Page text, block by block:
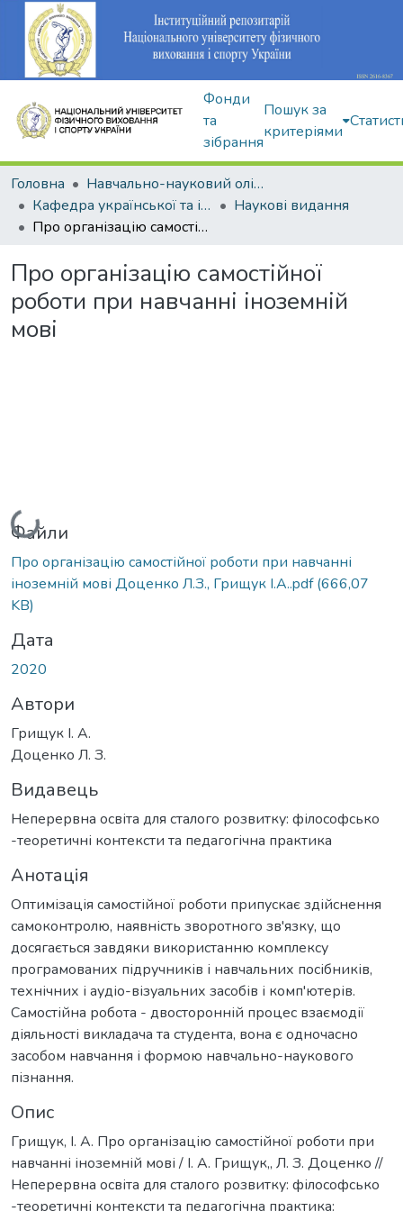
Фонди
та
зібрання
Пошук за
критеріями
Головна
Навчально-науковий олімпійський інститут
Кафедра української та іноземної мов
Наукові видання
Про організацію самостійної роботи при навчанні іноземній мові
Про організацію самостійної
роботи при навчанні іноземній
мові
Вантажиться...
Файли
Про організацію самостійної роботи при навчанні
іноземній мові Доценко Л.З., Грищук І.А..pdf(666,07
KB)
Дата
2020
Автори
Грищук І. А.
Доценко Л. З.
Видавець
Неперервна освіта для сталого розвитку: філософсько
-теоретичні контексти та педагогічна практика
Анотація
Оптимізація самостійної роботи припускає здійснення
самоконтролю, наявність зворотного зв'язку, що
досягається завдяки використанню комплексу
програмованих підручників і навчальних посібників,
технічних і аудіо-візуальних засобів і комп'ютерів.
Самостійна робота - двосторонній процес взаємодії
діяльності викладача та студента, вона є одночасно
засобом навчання і формою навчально-наукового
пізнання.
Опис
Грищук, І. А. Про організацію самостійної роботи при
навчанні іноземній мові / І. А. Грищук,, Л. З. Доценко //
Неперервна освіта для сталого розвитку: філософсько
-теоретичні контексти та педагогічна практика: